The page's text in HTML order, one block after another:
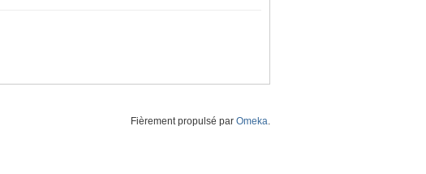
Fièrement propulsé par Omeka.